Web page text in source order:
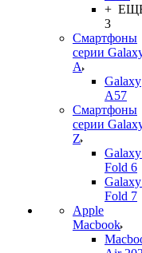
+
3
Смартфоны
серии
A
Galaxy
A57
Смартфоны
серии
Z
Fold 6
Fold 7
Apple
Macbook